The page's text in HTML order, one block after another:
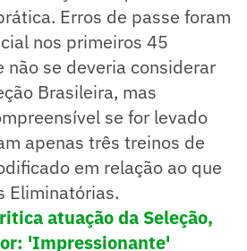
Erros de passe foram
nos primeiros 45
não se deveria considerar
Brasileira, mas
se for levado
apenas três treinos de
em relação ao que
Eliminatórias.
atuação da Seleção,
'Impressionante'